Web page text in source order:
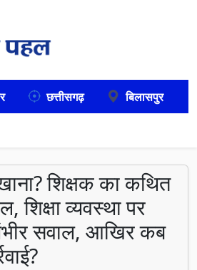
छत्तीसगढ़ बिलासपुर
शिक्षक का कथित
शिक्षा व्यवस्था पर
सवाल, आखिर कब